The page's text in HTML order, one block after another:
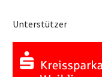
Unterstützer